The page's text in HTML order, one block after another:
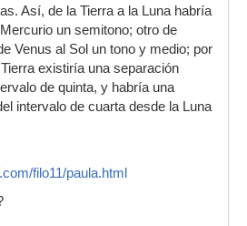
Así, de la Tierra a la Luna habría
un semitono; otro de
Venus al Sol un tono y medio; por
existiría una separación
de quinta, y habría una
intervalo de cuarta desde la Luna
filo11/paula.html